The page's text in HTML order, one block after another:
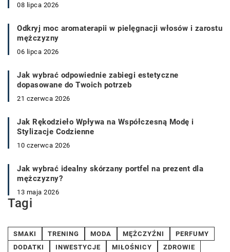
08 lipca 2026
Odkryj moc aromaterapii w pielęgnacji włosów i zarostu
mężczyzny
06 lipca 2026
Jak wybrać odpowiednie zabiegi estetyczne
dopasowane do Twoich potrzeb
21 czerwca 2026
Jak Rękodzieło Wpływa na Współczesną Modę i
Stylizacje Codzienne
10 czerwca 2026
Jak wybrać idealny skórzany portfel na prezent dla
mężczyzny?
13 maja 2026
Tagi
SMAKI TRENING MODA MĘŻCZYŹNI
PERFUMY
DODATKI
INWESTYCJE MIŁOŚNICY
ZDROWIE